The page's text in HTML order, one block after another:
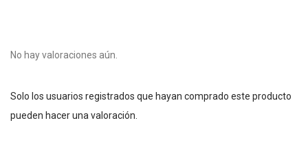
No hay valoraciones aún.
Solo los usuarios registrados que hayan comprado este producto
pueden hacer una valoración.